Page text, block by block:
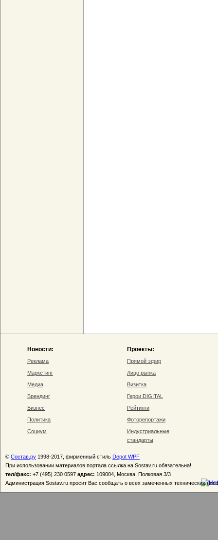
Новости:
Реклама
Маркетинг
Медиа
Брендинг
Бизнес
Политика
Социум
Проекты:
Прямой эфир
Лицо рынка
Визитка
Герои DIGITAL
Рейтинги
Фоторепортажи
Индустриальные
стандарты
© Состав.ру 1998-2017, фирменный стиль Depot WPF
При использовании материалов портала ссылка на Sostav.ru обязательна!
тел/факс: +7 (495) 230 0597 адрес: 109004, Москва, Полковая 3/3
Администрация Sostav.ru просит Вас сообщать о всех замеченных технических